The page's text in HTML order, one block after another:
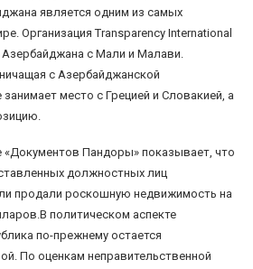
является одним из самых
Организация Transparency International
Азербайджана с Мали и Малави.
с Азербайджанской
занимает место с Грецией и Словакией, а
«Документов Пандоры» показывает, что
должностных лиц
продали роскошную недвижимость на
политическом аспекте
по-прежнему остается
По оценкам неправительственной